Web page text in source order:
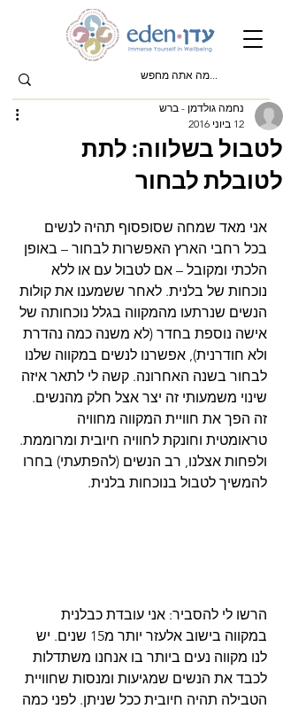
לטבול בשלווה: לתת
לטובלת לבחור
נחמה גולדמן - ברש
12 ביוני 2016
אני מאד שמחה שסופסוף תהיה לנשים
בכל רחבי הארץ האפשרות לבחור – באופן
הלכתי ומקובל – אם לטבול עם או ללא
נוכחות של בלנית. לאחר ששמענו את קולות
הנשים שנרתעו מהמקווה בגלל נוכחותה של
אישה נוספת בחדר (לא משנה כמה נהדרת
ולא חודרנית), אפשרנו לנשים במקווה שלנו
לבחור בשנה האחרונה. קשה לי לתאר איזה
שינוי משמעותי זה יצר אצל חלק מהנשים.
זה הפך את חוויית המקווה מחוויה
טראומטית וחונקת לחוויה חיובית ומרוממת.
ולפחות אצלנו, רב הנשים (להפתעתי) בחרו
להמשיך לטבול בנוכחות בלנית.
הרשו לי להסביר: אני עובדת כבלנית
במקווה בישוב אלעזר יותר מ15 שנים. יש
לנו מקווה נעים ביותר בו אנחנו משתדלות
לכבד את הנשים שמגיעות ומנסות שחוויית
הטבילה תהיה חיובית ככל שניתן. לפני כמה